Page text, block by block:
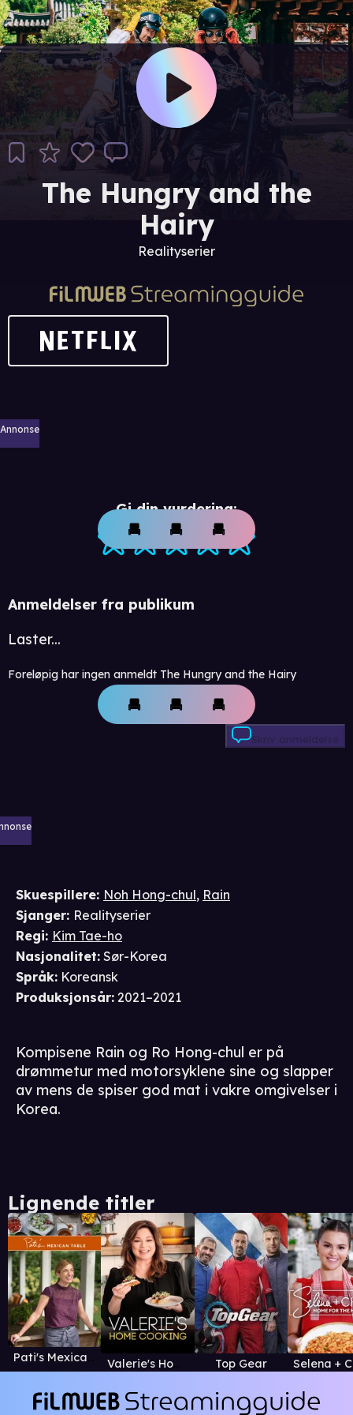
The Hungry and the
Hairy
Realityserier
Annonse
Gi din vurdering:
Anmeldelser fra publikum
Laster...
Foreløpig har ingen anmeldt The Hungry and the Hairy
Skriv anmeldelse
Skuespillere: Noh Hong-chul, Rain
Sjanger: Realityserier
Regi: Kim Tae-ho
Nasjonalitet: Sør-Korea
Språk: Koreansk
Produksjonsår: 2021–2021
Kompisene Rain og Ro Hong-chul er på
drømmetur med motorsyklene sine og slapper
av mens de spiser god mat i vakre omgivelser i
Korea.
Lignende titler
Pati's Mexican Table Valerie's Home Cooking Top Gear